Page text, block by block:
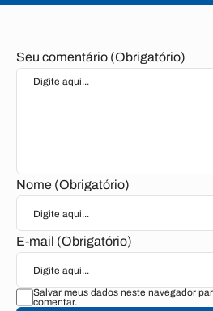
Seu comentário (Obrigatório)
Nome (Obrigatório)
E-mail (Obrigatório)
Salvar meus dados neste navegador
comentar.